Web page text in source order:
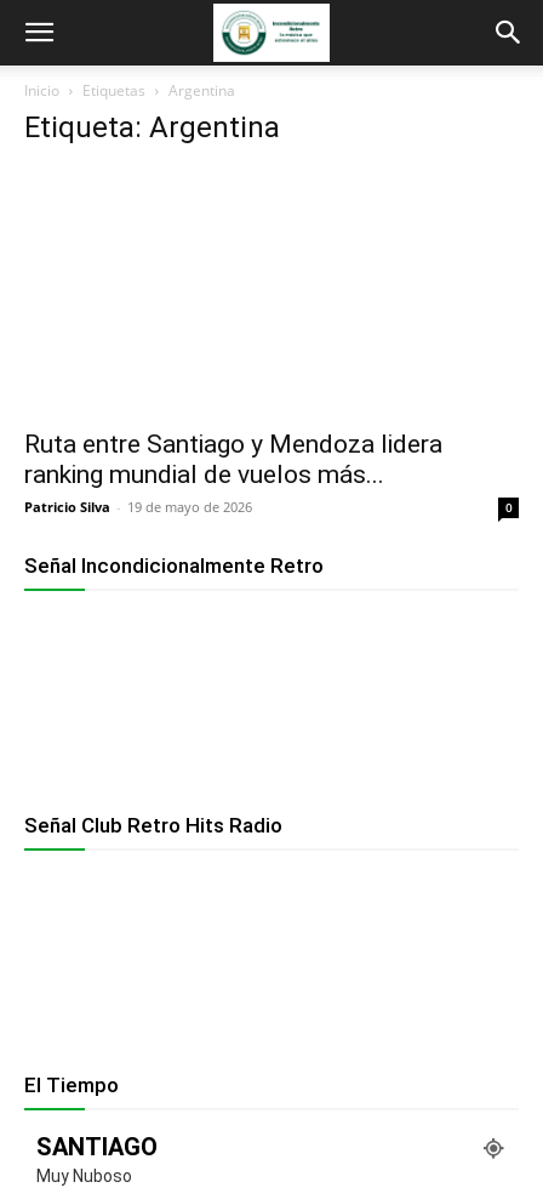
Inicio Etiquetas Argentina
Etiqueta: Argentina
Ruta entre Santiago y Mendoza lidera
ranking mundial de vuelos más...
Patricio Silva - 19 de mayo de 2026 0
Señal Incondicionalmente Retro
Señal Club Retro Hits Radio
El Tiempo
SANTIAGO
Muy Nuboso